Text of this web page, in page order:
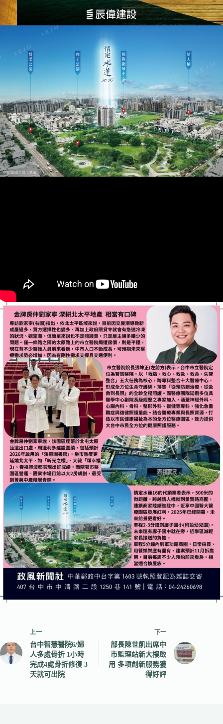
上一
台中智慧醫院6/婦
人多處骨折 1小時
完成4處骨折修復 3
天就可出院
下一
部長陳世凱出席中
市監理站新大樓啟
用 多項創新服務獲
得好評